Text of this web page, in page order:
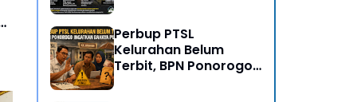
Perbup PTSL
Kelurahan Belum
Terbit, BPN Ponorogo